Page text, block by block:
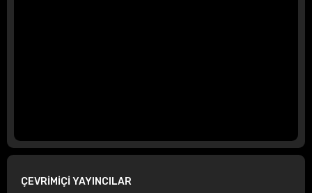
ÇEVRİMİÇİ YAYINCILAR